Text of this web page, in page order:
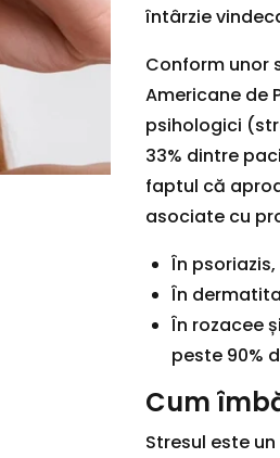
întârzie
Conform unor
Americane de
psihologici
33% dintre
faptul că
asociate cu
În
În
În rozacee
peste 90%
Cum
Stresul este